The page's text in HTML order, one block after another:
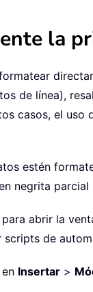
la
de línea),
casos, el
estén
negrita
para abrir la
de
Insertar >